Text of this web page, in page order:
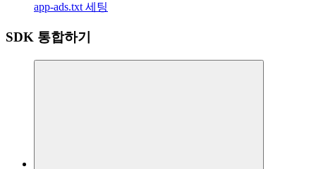
app-ads.txt 세팅
SDK 통합하기